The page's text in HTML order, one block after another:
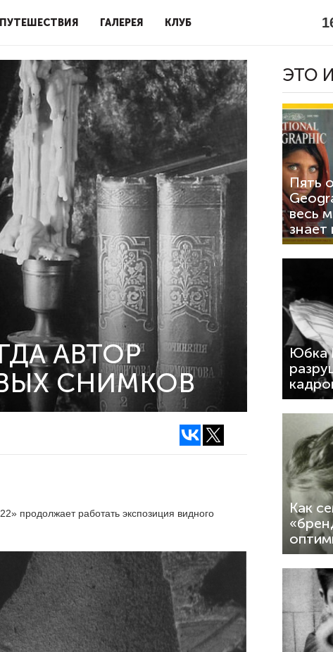
ПУТЕШЕСТВИЯ ГАЛЕРЕЯ КЛУБ
АВТОР
СНИМКОВ
продолжает работать экспозиция видного
ЭТО
Пять
весь
знает
Юбка
Как